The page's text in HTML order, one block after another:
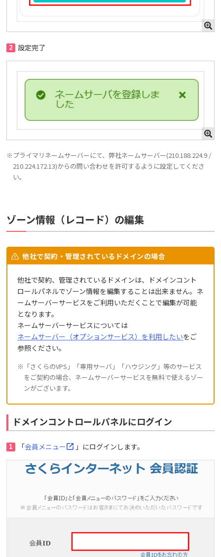
2 設定完了
※プライマリネームサーバーにて、弊社ネームサーバー(210.188.224.9 /
210.224.172.13)からの問い合わせを許可するように設定してくださ
い。
ゾーン情報（レコード）の編集
他社で契約・管理されているドメインの場合
他社で契約、管理されているドメインは、ドメインコント
ロールパネルでゾーン情報を編集することは出来ません。ネ
ームサーバーサービスをご利用いただくことで編集が可能
となります。
ネームサーバーサービスについては
ネームサーバー（オプションサービス）を利用したいをご
参照ください。
※「さくらのVPS」「専用サーバ」「ハウジング」等のサービス
をご契約の場合、ネームサーバーサービスを無料で使えるゾー
ンがございます。
ドメインコントロールパネルにログイン
1 「会員メニュー 」にログインします。